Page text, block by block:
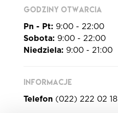
GODZINY OTWARCIA
Pn - Pt: 9:00 - 22:00
Sobota: 9:00 - 22:00
Niedziela: 9:00 - 21:00
INFORMACJE
Telefon (022) 222 02 18